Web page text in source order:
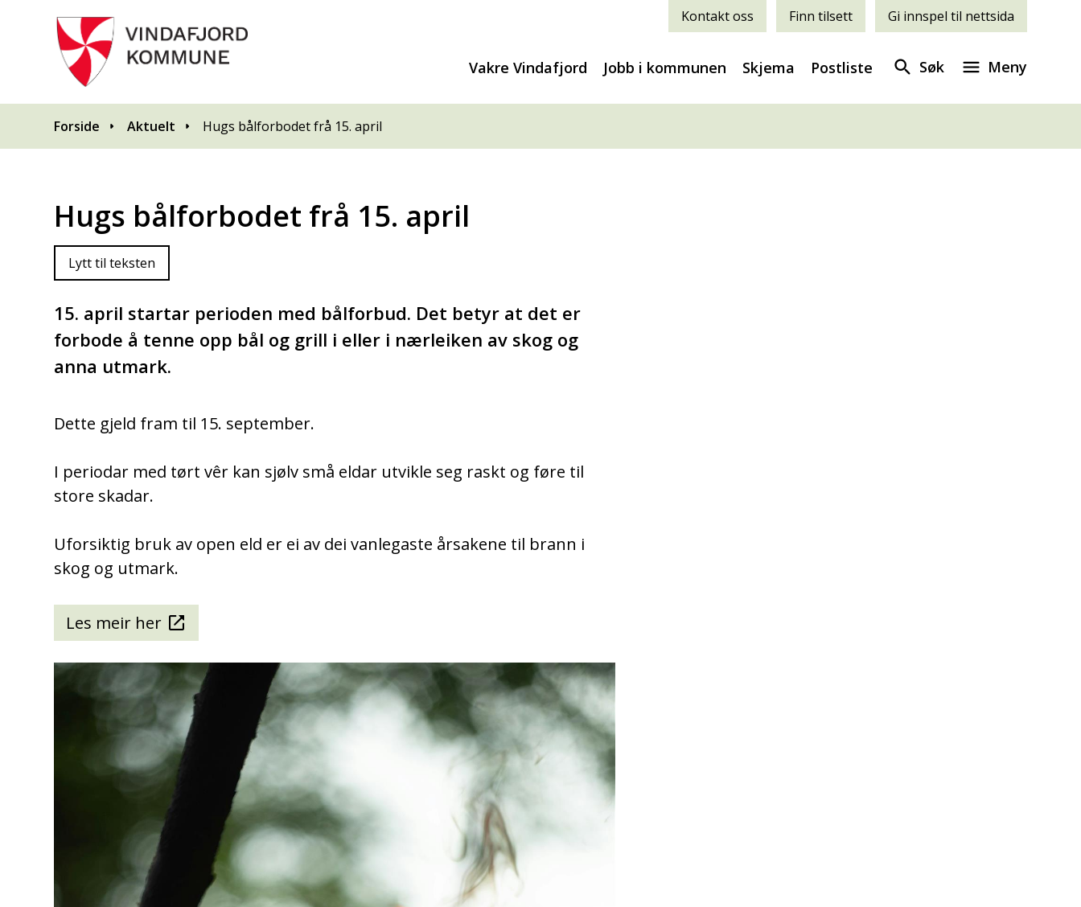
Kontakt oss Finn tilsett Gi innspel til nettsida
Vakre Vindafjord Jobb i kommunen Skjema Postliste Søk Meny
Du er her:
Forside Aktuelt Hugs bålforbodet frå 15. april
Hugs bålforbodet frå 15. april
Lytt til teksten
15. april startar perioden med bålforbud. Det betyr at det er
forbode å tenne opp bål og grill i eller i nærleiken av skog og
anna utmark.
Dette gjeld fram til 15. september.
I periodar med tørt vêr kan sjølv små eldar utvikle seg raskt og føre til
store skadar.
Uforsiktig bruk av open eld er ei av dei vanlegaste årsakene til brann i
skog og utmark.
Les meir her